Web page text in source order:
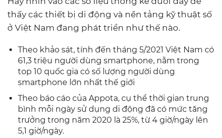
thấy các thiết bị di động và nền tảng kỹ thuật số
ở Việt Nam đang phát triển như thế nào.
Theo khảo sát, tính đến tháng 5/2021 Việt Nam có
61,3 triệu người dùng smartphone, nằm trong
top 10 quốc gia có số lượng người dùng
smartphone lớn nhất thế giới
Theo báo cáo của Appota, cụ thể thời gian trung
bình mỗi ngày sử dụng di động đã có mức tăng
trưởng trong năm 2020 là 25%, từ 4 giờ/ngày lên
5,1 giờ/ngày.